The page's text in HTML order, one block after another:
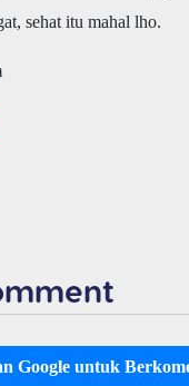
sehat itu mahal lho.
Google untuk